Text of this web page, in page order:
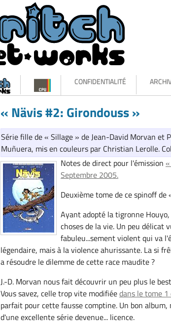
CONFIDENTIALITÉ
« Nävis #2: Girondouss »
Série fille de « Sillage » de Jean-David Morvan et
Muñuera, mis en couleurs par Christian Lerolle.
Notes de direct pour l'émission
Septembre 2005.
Deuxième tome de ce spinoff de
Ayant adopté la tigronne
choses de la vie. Un peu délicat
fabuleu...sement violent qui va
légendaire, mais à la violence ahurissante. La si
a résoudre le dilemme de cette race maudite ?
J.-D. Morvan nous fait découvrir un peu plus le
Vous savez, celle trop vite modifiéedans le tome 1
parfait pour cette fausse comptine. Un bon
d'une excellente série devenue... licence.